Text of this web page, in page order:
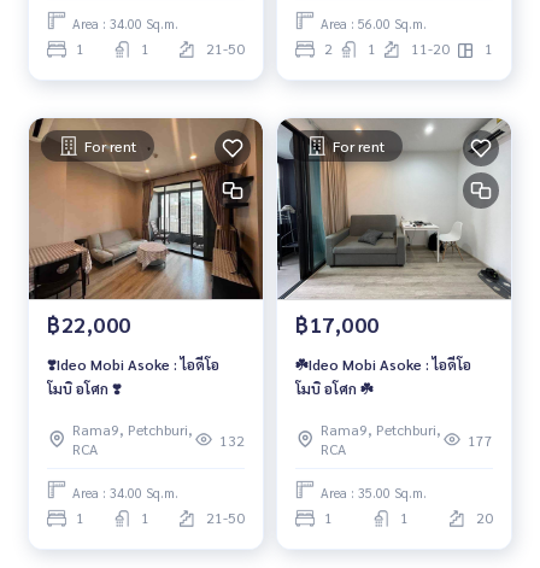
Area : 34.00 Sq.m.
1 1 21-50
Area : 56.00 Sq.m.
2 1 11-20 1
For rent
฿22,000
❣️Ideo Mobi Asoke : ไอดีโอ
โมบิ อโศก ❣️
Rama9, Petchburi,
RCA
132
Area : 34.00 Sq.m.
1 1 21-50
For rent
฿17,000
☘️Ideo Mobi Asoke : ไอดีโอ
โมบิ อโศก ☘️
Rama9, Petchburi,
RCA
177
Area : 35.00 Sq.m.
1 1 20